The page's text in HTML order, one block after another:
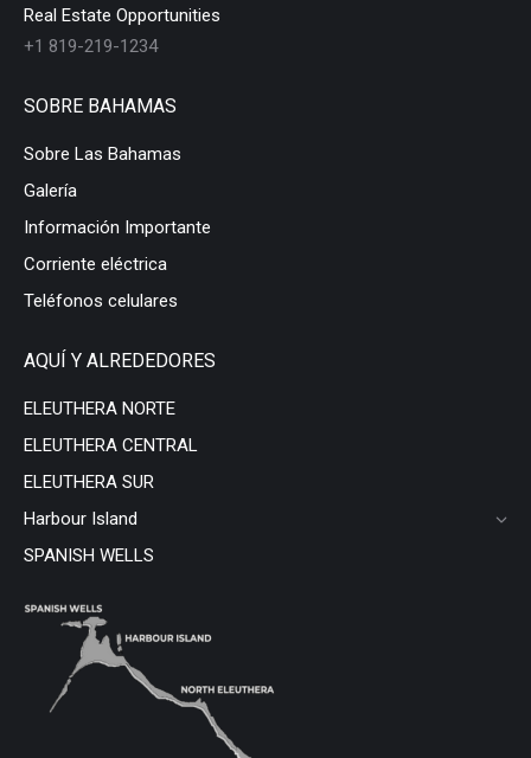
Real Estate Opportunities
+1 819-219-1234
SOBRE BAHAMAS
Sobre Las Bahamas
Galería
Información Importante
Corriente eléctrica
Teléfonos celulares
AQUÍ Y ALREDEDORES
ELEUTHERA NORTE
ELEUTHERA CENTRAL
ELEUTHERA SUR
Harbour Island
SPANISH WELLS